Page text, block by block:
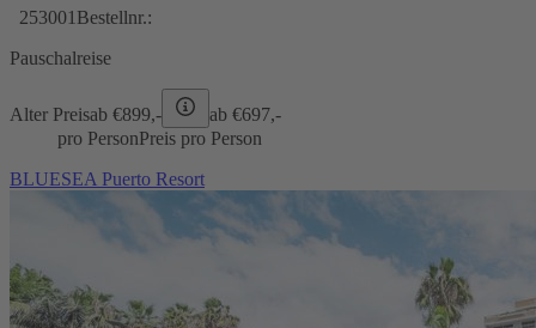
253001 Bestellnr.:
Pauschalreise
Alter Preisab €899,- ab €697,-
pro PersonPreis pro Person
BLUESEA Puerto Resort